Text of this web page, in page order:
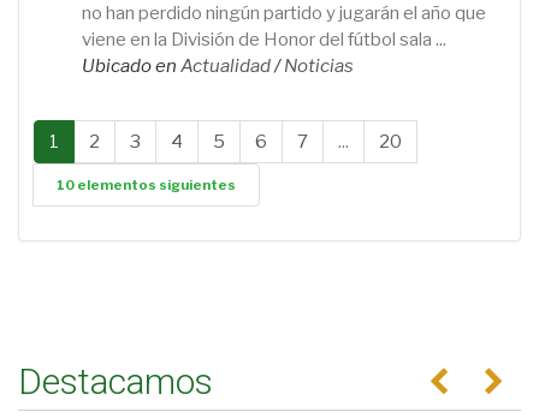
no han perdido ningún partido y jugarán el año que
viene en la División de Honor del fútbol sala ...
Ubicado en Actualidad/Noticias
1 2 3 4 5 6 7 ... 20
10 elementos siguientes
Destacamos Anterior